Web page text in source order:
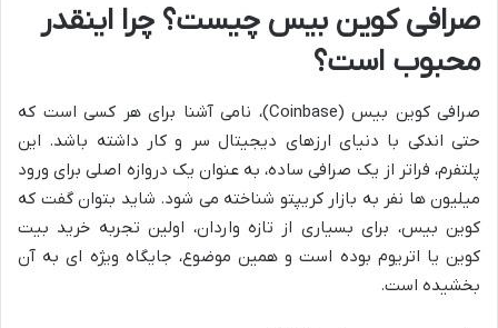
صرافی کوین بیس چیست؟ چرا اینقدر
محبوب است؟
صرافی کوین بیس (Coinbase)، نامی آشنا برای هر کسی است که
حتی اندکی با دنیای ارزهای دیجیتال سر و کار داشته باشد. این
پلتفرم، فراتر از یک صرافی ساده، به عنوان یک دروازه اصلی برای ورود
میلیون ها نفر به بازار کریپتو شناخته می شود. شاید بتوان گفت که
کوین بیس، برای بسیاری از تازه واردان، اولین تجربه خرید بیت
کوین یا اتریوم بوده است و همین موضوع، جایگاه ویژه ای به آن
بخشیده است.